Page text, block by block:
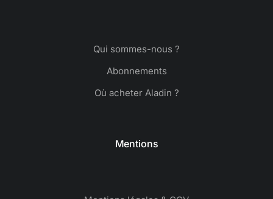
Qui sommes-nous ?
Abonnements
Où acheter Aladin ?
Mentions